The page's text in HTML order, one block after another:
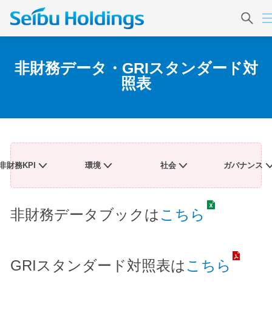
非財務データ・GRIスタンダード対
照表
財務KPI 環境 社会 ガバナンス
非財務データブックはこちら
GRIスタンダード対照表はこちら